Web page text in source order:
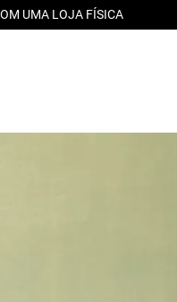
UMA LOJA FÍSICA